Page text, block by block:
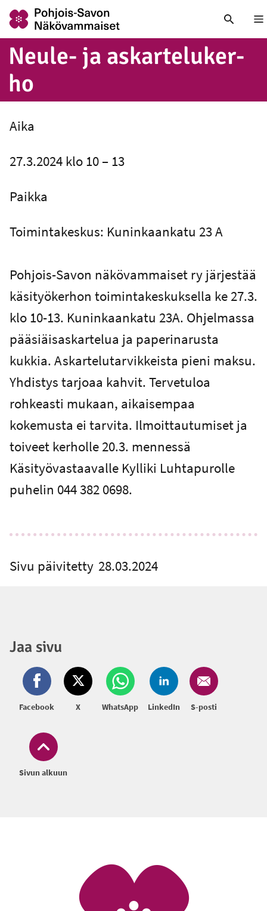
Neule- ja as­kar­te­lu­ker­
ho
Aika
27.3.2024 klo 10 – 13
Paikka
Toimintakeskus: Kuninkaankatu 23 A
Pohjois-Savon näkövammaiset ry järjestää
käsityökerhon toimintakeskuksella ke 27.3.
klo 10-13. Kuninkaankatu 23A. Ohjelmassa
pääsiäisaskartelua ja paperinarusta
kukkia. Askartelutarvikkeista pieni maksu.
Yhdistys tarjoaa kahvit. Tervetuloa
rohkeasti mukaan, aikaisempaa
kokemusta ei tarvita. Ilmoittautumiset ja
toiveet kerholle 20.3. mennessä
Käsityövastaavalle Kylliki Luhtapurolle
puhelin 044 382 0698.
Sivu päivitetty 28.03.2024
Sivun alkuun
Jaa sivu
Facebook X WhatsApp LinkedIn S-posti